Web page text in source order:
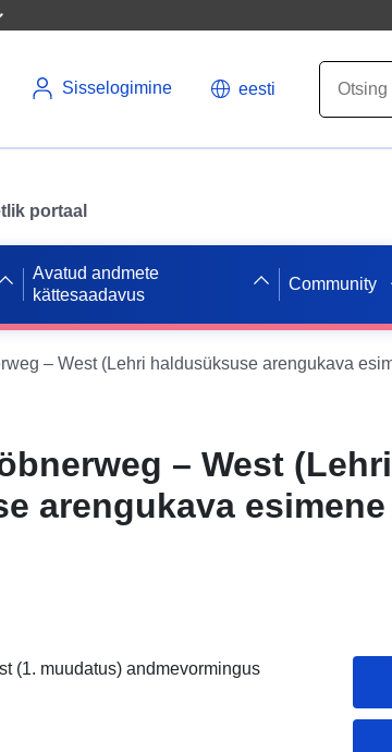
Sisselogimine eesti
portaal
Avatud andmete
kättesaadavus
Community
– West (Lehri
arengukava
(1. muudatus) andmevormingus